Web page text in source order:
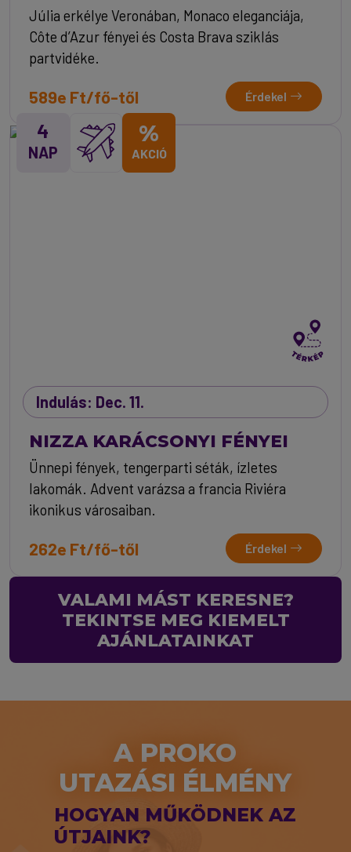
Júlia erkélye Veronában, Monaco eleganciája,
Côte d’Azur fényei és Costa Brava sziklás
partvidéke.
589e Ft/fő-től Érdekel
4
NAP
%
AKCIÓ
Indulás: Dec. 11.
NIZZA KARÁCSONYI FÉNYEI
Ünnepi fények, tengerparti séták, ízletes
lakomák. Advent varázsa a francia Riviéra
ikonikus városaiban.
262e Ft/fő-től Érdekel
VALAMI MÁST KERESNE?
TEKINTSE MEG KIEMELT
AJÁNLATAINKAT
A PROKO
UTAZÁSI ÉLMÉNY
HOGYAN MŰKÖDNEK AZ
ÚTJAINK?